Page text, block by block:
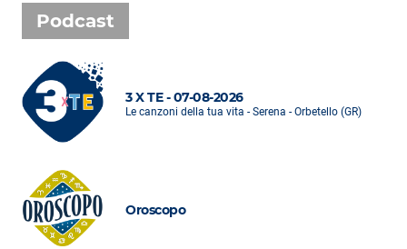
Podcast
3 X TE - 07-08-2026
Le canzoni della tua vita - Serena - Orbetello (GR)
Oroscopo